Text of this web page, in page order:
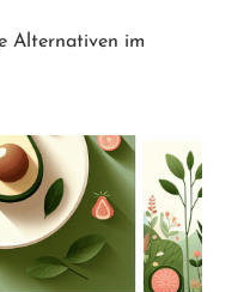
Alternativen im